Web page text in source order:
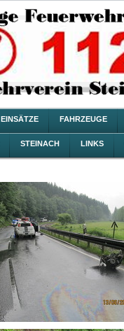
EINSÄTZE FAHRZEUGE
STEINACH LINKS